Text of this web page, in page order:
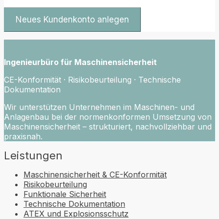
Neues Kundenkonto anlegen
Ingenieurbüro für Maschinensicherheit
CE-Konformität · Risikobeurteilung · Technische
Dokumentation
Wir unterstützen Unternehmen im Maschinen- und
Anlagenbau bei der normenkonformen Umsetzung von
Maschinensicherheit – strukturiert, nachvollziehbar und
praxisnah.
Leistungen
Maschinensicherheit & CE-Konformität
Risikobeurteilung
Funktionale Sicherheit
Technische Dokumentation
ATEX und Explosionsschutz